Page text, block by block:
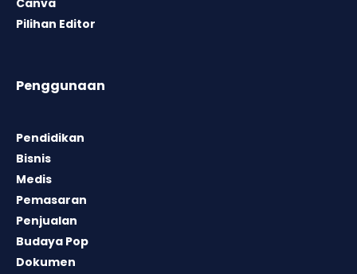
Canva
Pilihan Editor
Penggunaan
Pendidikan
Bisnis
Medis
Pemasaran
Penjualan
Budaya Pop
Dokumen